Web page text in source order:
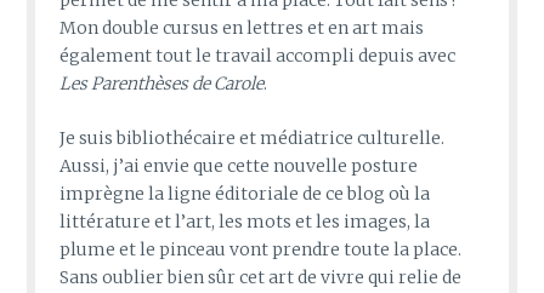
Mon double cursus en lettres et en art mais
également tout le travail accompli depuis avec
Les Parenthèses de Carole.
Je suis bibliothécaire et médiatrice culturelle.
Aussi, j’ai envie que cette nouvelle posture
imprègne la ligne éditoriale de ce blog où la
littérature et l’art, les mots et les images, la
plume et le pinceau vont prendre toute la place.
Sans oublier bien sûr cet art de vivre qui relie de